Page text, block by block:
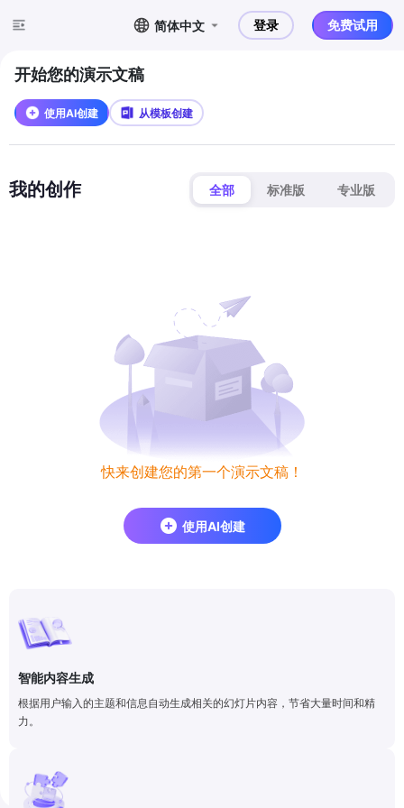
简体中文 登录 免费试用
开始您的演示文稿
使用AI创建 从模板创建
我的创作 全部 标准版 专业版
快来创建您的第一个演示文稿！
使用AI创建
智能内容生成
根据用户输入的主题和信息自动生成相关的幻灯片内容，节省大量时间和精
力。